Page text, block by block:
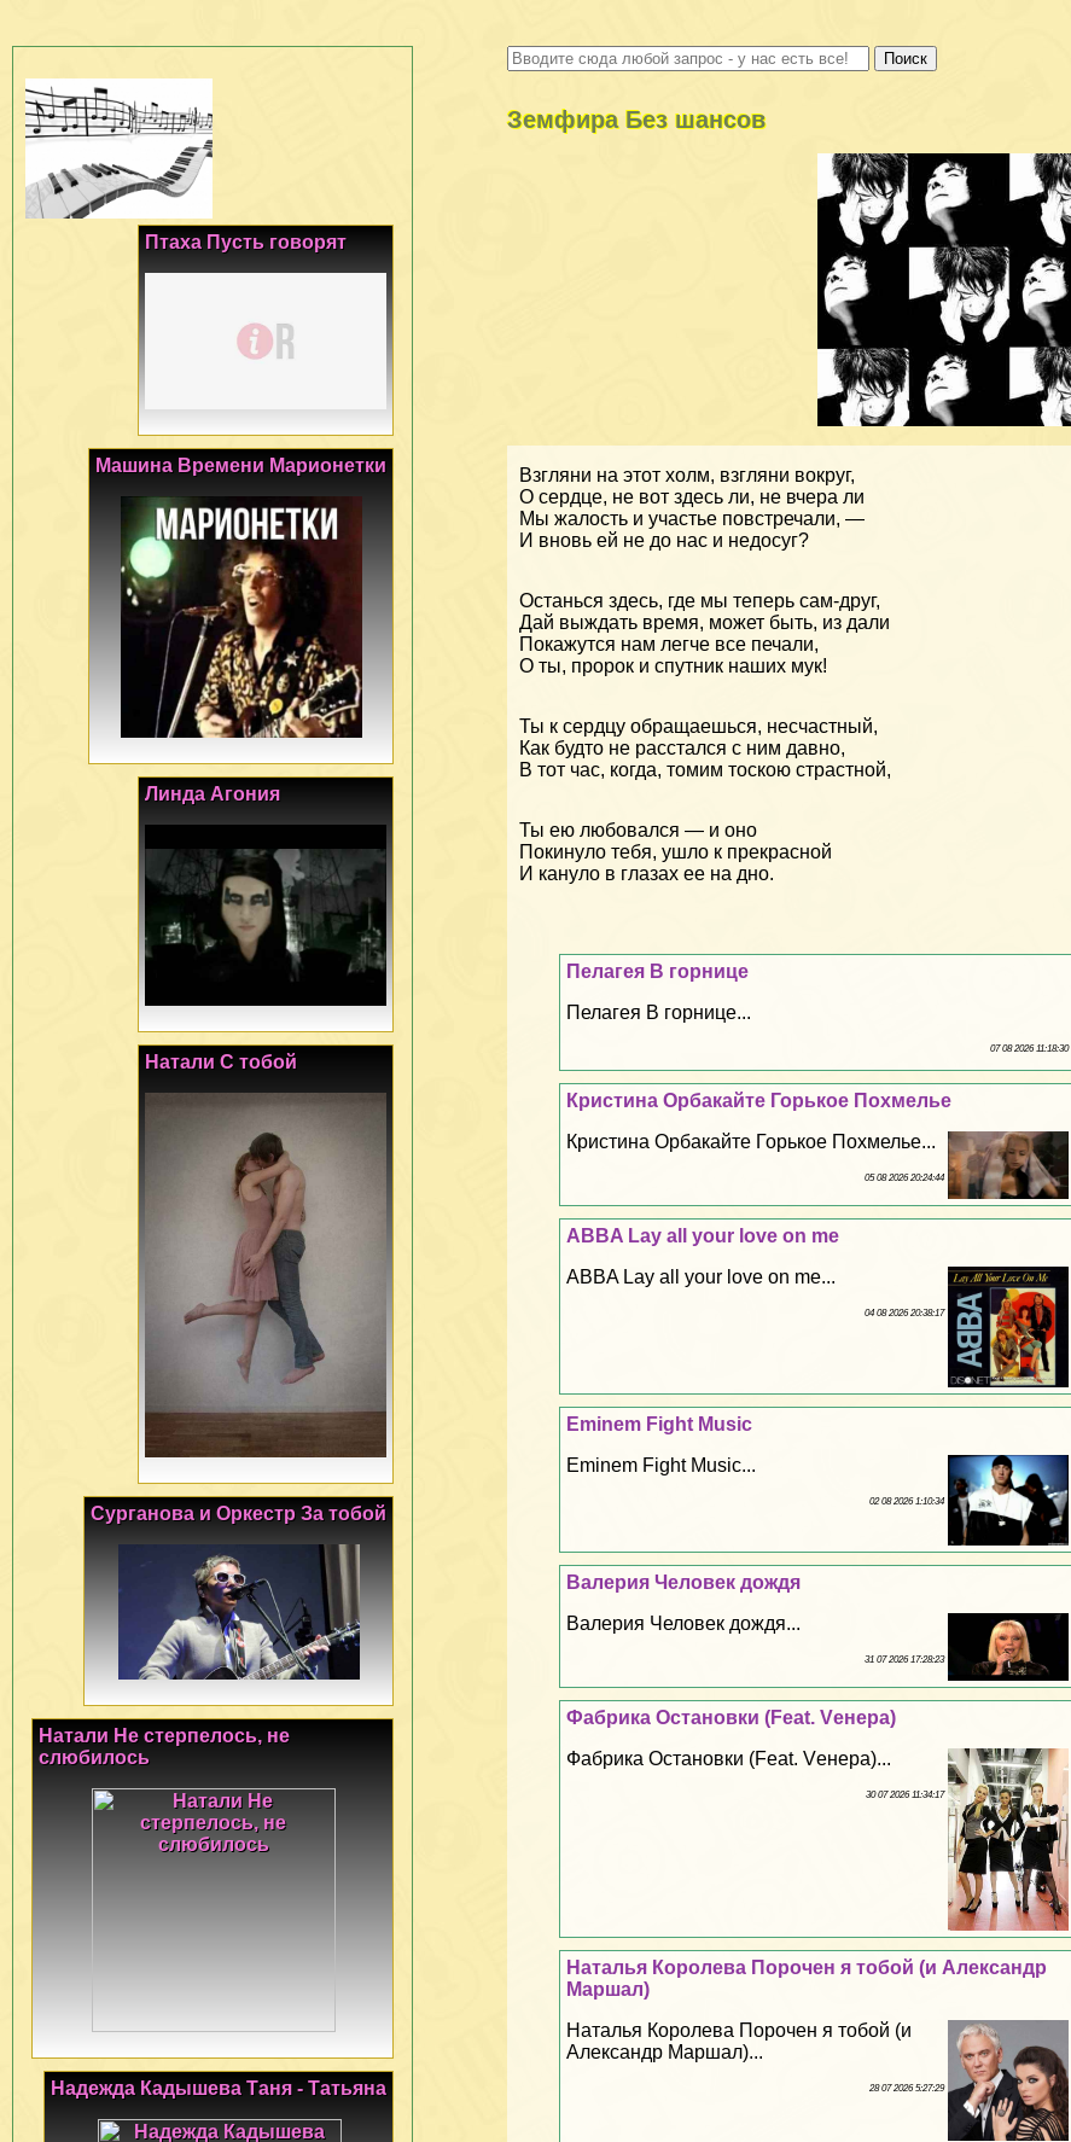
Земфира Без шансов
Взгляни на этот холм, взгляни вокруг,
О сердце, не вот здесь ли, не вчера ли
Мы жалость и участье повстречали, —
И вновь ей не до нас и недосуг?
Останься здесь, где мы теперь сам-друг,
Дай выждать время, может быть, из дали
Покажутся нам легче все печали,
О ты, пророк и спутник наших мук!
Ты к сердцу обращаешься, несчастный,
Как будто не расстался с ним давно,
В тот час, когда, томим тоскою страстной,
Ты ею любовался — и оно
Покинуло тебя, ушло к прекрасной
И кануло в глазах ее на дно.
Пелагея В горнице
Пелагея В горнице...
07 08 2026 11:18:30
Кристина Орбакайте Горькое Похмелье
Кристина Орбакайте Горькое Похмелье...
05 08 2026 20:24:44
ABBA Lay all your love on me
ABBA Lay all your love on me...
04 08 2026 20:38:17
Eminem Fight Music
Eminem Fight Music...
02 08 2026 1:10:34
Валерия Человек дождя
Валерия Человек дождя...
31 07 2026 17:28:23
Фабрика Остановки (Feat. Vенера)
Фабрика Остановки (Feat. Vенера)...
30 07 2026 11:34:17
Наталья Королева Порочен я тобой (и Александр
Маршал)
Наталья Королева Порочен я тобой (и
Александр Маршал)...
28 07 2026 5:27:29
Птаха Пусть говорят
Машина Времени Марионетки
Линда Агония
Натали С тобой
Сурганова и Оркестр За тобой
Натали Не стерпелось, не
слюбилось
Надежда Кадышева Таня - Татьяна